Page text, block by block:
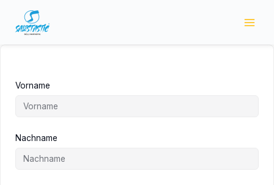
springen
Vorname
Nachname